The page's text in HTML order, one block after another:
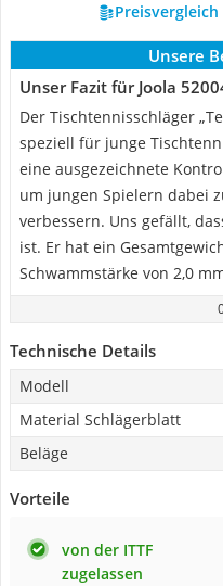
Unsere
Unser Fazit für Joola
Der Tischtennisschläger
speziell für junge
eine ausgezeichnete
um jungen Spielern dabei
verbessern. Uns gefällt,
ist. Er hat ein
Schwammstärke von 2,0
Technische Details
Modell
Material Schlägerblatt
Beläge
Vorteile
von der ITTF
zugelassen